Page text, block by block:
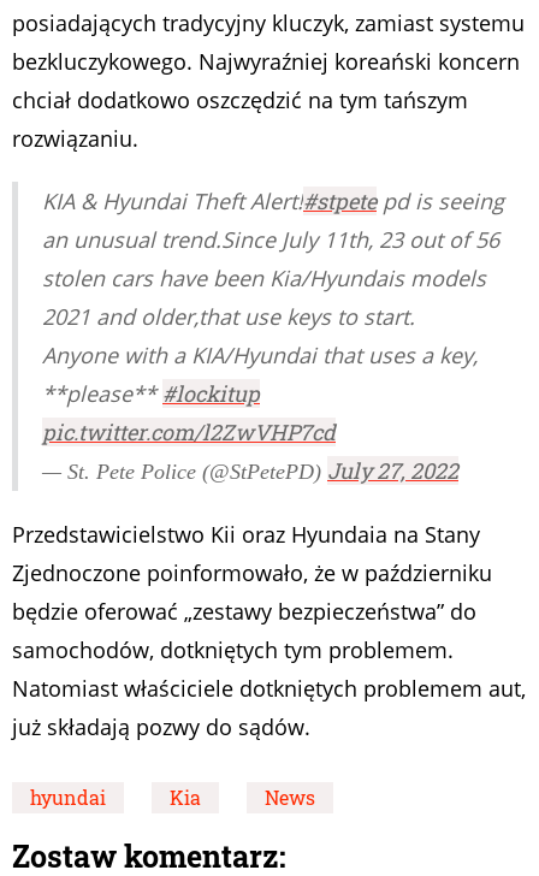
posiadających tradycyjny kluczyk, zamiast systemu
bezkluczykowego. Najwyraźniej koreański koncern
chciał dodatkowo oszczędzić na tym tańszym
rozwiązaniu.
KIA & Hyundai Theft Alert!#stpetepd is seeing
an unusual trend.Since July 11th, 23 out of 56
stolen cars have been Kia/Hyundais models
2021 and older,that use keys to start.
Anyone with a KIA/Hyundai that uses a key,
**please**#lockitup
pic.twitter.com/l2ZwVHP7cd
— St. Pete Police (@StPetePD) July 27, 2022
Przedstawicielstwo Kii oraz Hyundaia na Stany
Zjednoczone poinformowało, że w październiku
będzie oferować „zestawy bezpieczeństwa” do
samochodów, dotkniętych tym problemem.
Natomiast właściciele dotkniętych problemem aut,
już składają pozwy do sądów.
hyundai Kia News
Zostaw komentarz: